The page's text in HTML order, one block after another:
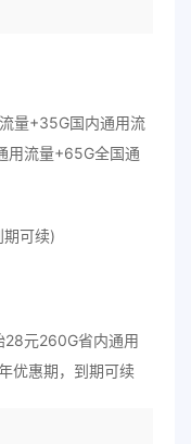
量+35G国内通用流
用流量+65G全国通
可续)
28元260G省内通用
优惠期，到期可续